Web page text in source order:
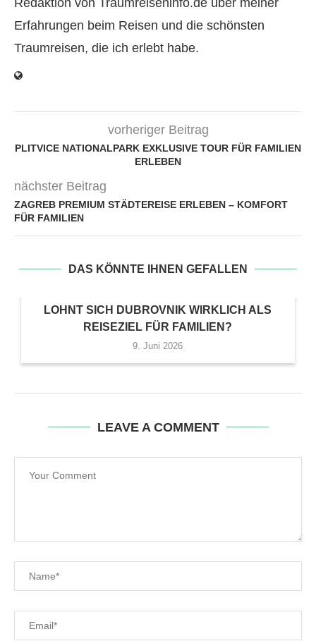
Redaktion von Traumreiseninfo.de über meiner
Erfahrungen beim Reisen und die schönsten
Traumreisen, die ich erlebt habe.
vorheriger Beitrag
PLITVICE NATIONALPARK EXKLUSIVE TOUR FÜR FAMILIEN
ERLEBEN
nächster Beitrag
ZAGREB PREMIUM STÄDTEREISE ERLEBEN – KOMFORT
FÜR FAMILIEN
DAS KÖNNTE IHNEN GEFALLEN
LOHNT SICH DUBROVNIK WIRKLICH ALS
REISEZIEL FÜR FAMILIEN?
9. Juni 2026
LEAVE A COMMENT